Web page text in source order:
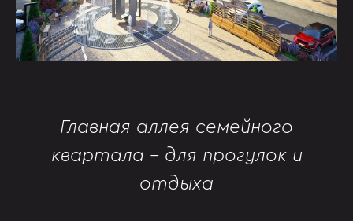
Главная аллея семейного
квартала - для прогулок и
отдыха